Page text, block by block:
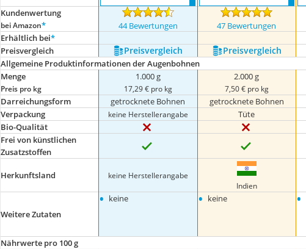
Kundenwertung
bei Amazon* 44 Bewertungen 47 Bewertungen
Erhältlich bei*
Preis­vergleich
Preis­vergleich Preis­vergleich
Allgemeine Produktinformationen der Augenbohnen
Menge
Preis pro kg
1.000 g
17,29 € pro kg
2.000 g
7,50 € pro kg
Darreichungsform getrocknete Bohnen getrocknete Bohnen
Verpackung
keine Herstellerangabe Tüte
Bio-Qualität
Frei von künstlichen
Zusatzstoffen
Herkunftsland
keine Herstellerangabe
Indien
Weitere Zutaten
• keine • keine •
Nährwerte pro 100 g